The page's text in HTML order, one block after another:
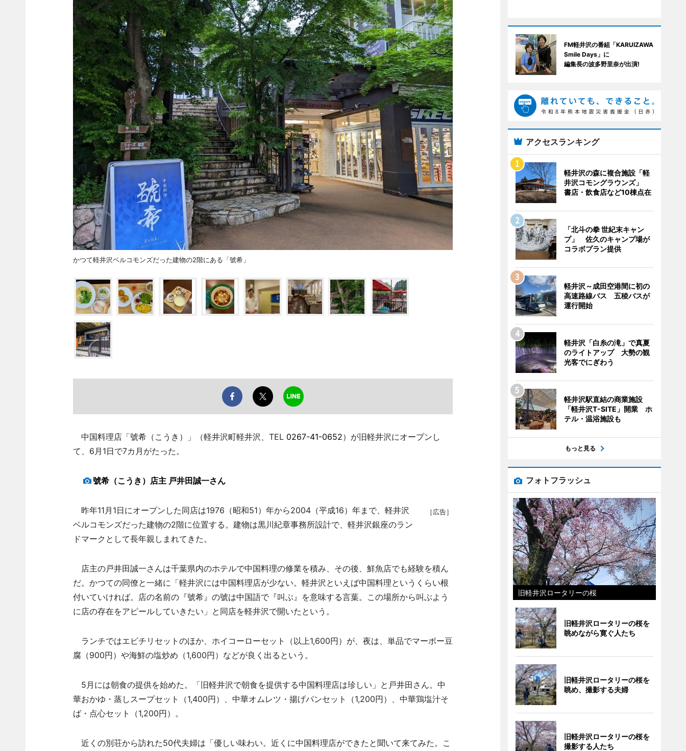
かつて軽井沢ベルコモンズだった建物の2階にある「號希」
中国料理店「號希（こうき）」（軽井沢町軽井沢、TEL 0267-41-0652）が旧軽井沢にオープンし
て、6月1日で7カ月がたった。
號希（こうき）店主 戸井田誠一さん
［広告］
昨年11月1日にオープンした同店は1976（昭和51）年から2004（平成16）年まで、軽井沢
ベルコモンズだった建物の2階に位置する。建物は黒川紀章事務所設計で、軽井沢銀座のラン
ドマークとして長年親しまれてきた。
店主の戸井田誠一さんは千葉県内のホテルで中国料理の修業を積み、その後、鮮魚店でも経験を積ん
だ。かつての同僚と一緒に「軽井沢には中国料理店が少ない。軽井沢といえば中国料理というくらい根
付いていければ。店の名前の『號希』の號は中国語で『叫ぶ』を意味する言葉。この場所から叫ぶよう
に店の存在をアピールしていきたい」と同店を軽井沢で開いたという。
ランチではエビチリセットのほか、ホイコーローセット（以上1,600円）が、夜は、単品でマーボー豆
腐（900円）や海鮮の塩炒め（1,600円）などが良く出るという。
5月には朝食の提供を始めた。「旧軽井沢で朝食を提供する中国料理店は珍しい」と戸井田さん。中
華おかゆ・蒸しスープセット（1,400円）、中華オムレツ・揚げパンセット（1,200円）、中華鶏塩汁そ
ば・点心セット（1,200円）。
近くの別荘から訪れた50代夫婦は「優しい味わい。近くに中国料理店ができたと聞いて来てみた。こ
FM軽井沢の番組「KARUIZAWA
Smile Days」に
編集長の波多野里奈が出演!
アクセスランキング
軽井沢の森に複合施設「軽
井沢コモングラウンズ」
書店・飲食店など10棟点在
「北斗の拳 世紀末キャン
プ」 佐久のキャンプ場が
コラボプラン提供
軽井沢～成田空港間に初の
高速路線バス 五稜バスが
運行開始
軽井沢「白糸の滝」で真夏
のライトアップ 大勢の観
光客でにぎわう
軽井沢駅直結の商業施設
「軽井沢T-SITE」開業 ホ
テル・温浴施設も
もっと見る
フォトフラッシュ
旧軽井沢ロータリーの桜
旧軽井沢ロータリーの桜を
眺めながら寛ぐ人たち
旧軽井沢ロータリーの桜を
眺め、撮影する夫婦
旧軽井沢ロータリーの桜を
撮影する人たち